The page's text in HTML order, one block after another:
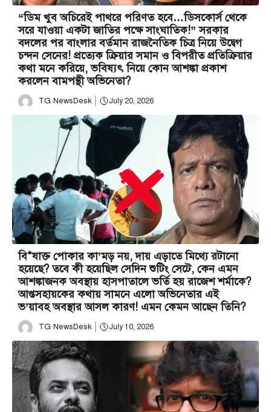
“ডিম খুব অচিরেই পাথরে পরিণত হবে…ডিসকোর্স থেকে
সরে যাওয়া একটা জাতির পক্ষে সাংঘাতিক!” সরকার
বদলের পর বাংলার বর্তমান রাজনৈতিক চিত্র নিয়ে উদ্বেগ
চন্দন সেনের! প্রত্যেক ক্রিয়ার সমান ও বিপরীত প্রতিক্রিয়ার
কথা মনে করিয়ে, ভবিষ্যৎ নিয়ে কোন আশঙ্কা প্রকাশ
করলেন বামপন্থী অভিনেতা?
TG NewsDesk July 20, 2026
বি*ষাক্ত পোকার কা’মড় নয়, দায় এড়াতে মিথ্যে রটানো
হয়েছে? তবে কী হয়েছিল সেদিন শুটিং সেটে, কেন এমন
আশঙ্কাজনক অবস্থায় হাসপাতালে ভর্তি হয় রাজেশ শর্মাকে?
আপ্তসহায়কের কথায় সামনে এলো অভিনেতার এই
ভ’য়াবহ অবস্থার আসল কারণ! এমন কেমন আছেন তিনি?
TG NewsDesk July 10, 2026